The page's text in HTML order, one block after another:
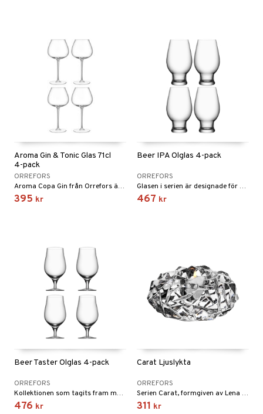
Aroma Gin & Tonic Glas 71cl
4-pack
ORREFORS
Aroma Copa Gin från Orrefors är designad och utvecklad i samarbete med Jens Josefsson, Sveriges främsta ginkännare.
395 kr
Beer IPA Ölglas 4-pack
ORREFORS
Glasen i serien är designade för att framhäva de främsta doft och smakupplevelserna ur varje ölsort, och nu hyllar vi India Pale Ale.
467 kr
Beer Taster Ölglas 4-pack
ORREFORS
Kollektionen som tagits fram med känsla för konsten att njuta av en öl! En serie ölglas för finsmakaren såväl som för festprissen!
476 kr
Carat Ljuslykta
ORREFORS
Serien Carat, formgiven av Lena Bergström, är inspirerad av hennes fascination av ädelstenar och juveler. Ljuslyktan finns i olika storlekar!
311 kr